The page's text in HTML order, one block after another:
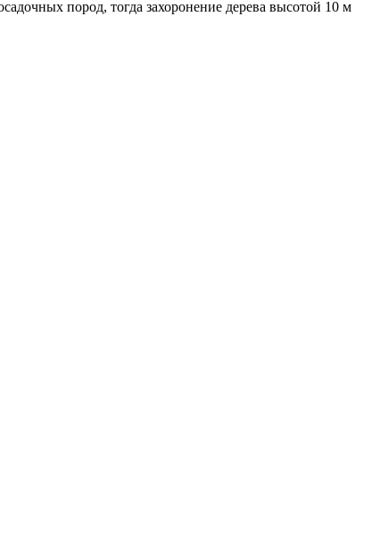
пород, тогда захоронение дерева высотой 10 м